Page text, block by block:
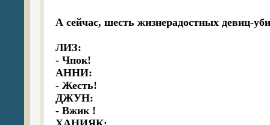
А сейчас, шесть жизнерадостных девиц-
ЛИЗ:
- Чпок!
АННИ:
- Жесть!
ДЖУН:
- Вжик !